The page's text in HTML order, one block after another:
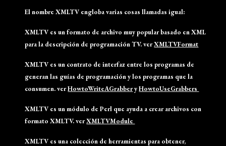
El nombre XMLTV engloba varias cosas llamadas igual:
XMLTV es un formato de archivo muy popular basado en XML
para la descripción de programación TV. verXMLTVFormat
XMLTV es un contrato de interfaz entre los programas de
generan las guías de programación y los programas que la
consumen. verHowtoWriteAGrabbery HowtoUseGrabbers
XMLTV es un módulo de Perl que ayuda a crear archivos con
formato XMLTV. verXMLTVModule
XMLTV es una colección de herramientas para obtener,